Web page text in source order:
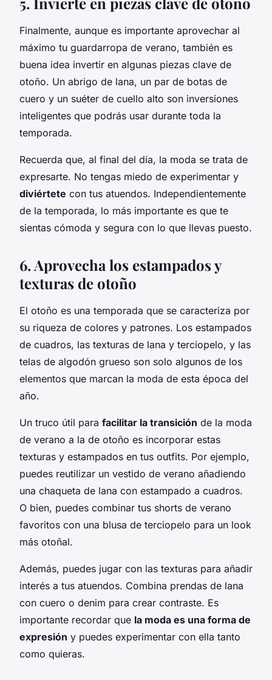
Finalmente, aunque es importante aprovechar al
máximo tu guardarropa de verano, también es
buena idea invertir en algunas piezas clave de
otoño. Un abrigo de lana, un par de botas de
cuero y un suéter de cuello alto son inversiones
inteligentes que podrás usar durante toda la
temporada.
Recuerda que, al final del día, la moda se trata de
expresarte. No tengas miedo de experimentar y
diviértete con tus atuendos. Independientemente
de la temporada, lo más importante es que te
sientas cómoda y segura con lo que llevas puesto.
6. Aprovecha los estampados y
texturas de otoño
El otoño es una temporada que se caracteriza por
su riqueza de colores y patrones. Los estampados
de cuadros, las texturas de lana y terciopelo, y las
telas de algodón grueso son solo algunos de los
elementos que marcan la moda de esta época del
año.
Un truco útil para facilitar la transición de la moda
de verano a la de otoño es incorporar estas
texturas y estampados en tus outfits. Por ejemplo,
puedes reutilizar un vestido de verano añadiendo
una chaqueta de lana con estampado a cuadros.
O bien, puedes combinar tus shorts de verano
favoritos con una blusa de terciopelo para un look
más otoñal.
Además, puedes jugar con las texturas para añadir
interés a tus atuendos. Combina prendas de lana
con cuero o denim para crear contraste. Es
importante recordar que la moda es una forma de
expresión y puedes experimentar con ella tanto
como quieras.